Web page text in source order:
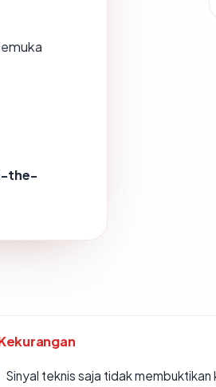
the-
Sinyal teknis saja tidak membuktikan